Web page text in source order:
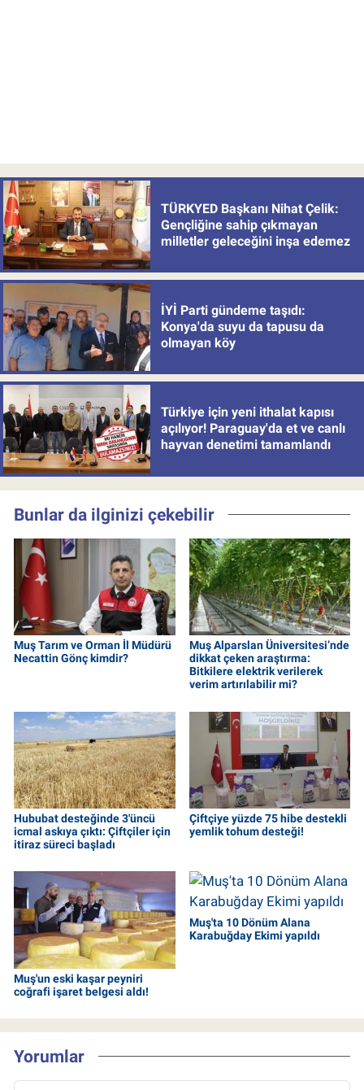
TÜRKYED Başkanı Nihat Çelik:
Gençliğine sahip çıkmayan
milletler geleceğini inşa edemez
İYİ Parti gündeme taşıdı:
Konya'da suyu da tapusu da
olmayan köy
Türkiye için yeni ithalat kapısı
açılıyor! Paraguay'da et ve canlı
hayvan denetimi tamamlandı
Bunlar da ilginizi çekebilir
Muş Tarım ve Orman İl Müdürü
Necattin Gönç kimdir?
Muş Alparslan Üniversitesi’nde
dikkat çeken araştırma:
Bitkilere elektrik verilerek
verim artırılabilir mi?
Hububat desteğinde 3'üncü
icmal askıya çıktı: Çiftçiler için
itiraz süreci başladı
Çiftçiye yüzde 75 hibe destekli
yemlik tohum desteği!
Muş'un eski kaşar peyniri
coğrafi işaret belgesi aldı!
Muş'ta 10 Dönüm Alana
Karabuğday Ekimi yapıldı
Yorumlar